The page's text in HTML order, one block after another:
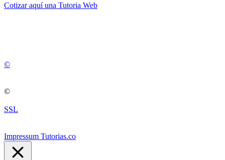
Cotizar aquí una Tutoria Web
©
©
SSL
Impressum Tutorias.co